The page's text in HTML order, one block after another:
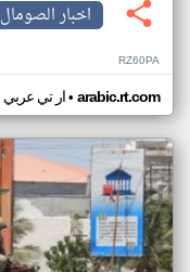
اخبار الصومال
RZ60PA
ار تي عربي• arabic.rt.com